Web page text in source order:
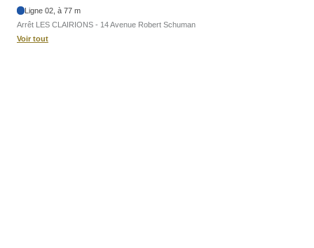
Ligne 02, à 77 m
Arrêt LES CLAIRIONS - 14 Avenue Robert Schuman
Voir tout